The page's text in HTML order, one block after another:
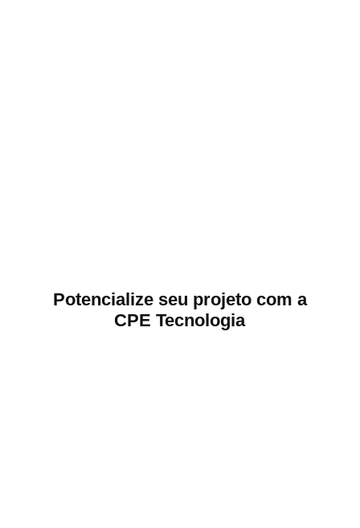
Potencialize seu projeto com a
CPE Tecnologia